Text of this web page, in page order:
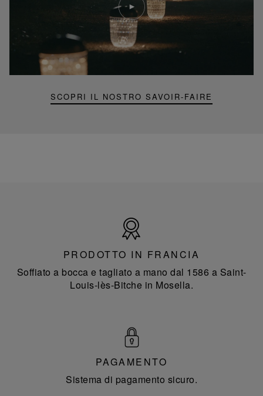
SCOPRI IL NOSTRO SAVOIR-FAIRE
video
Video
YouTube,
lampada
portatile
mini
Francia
PRODOTTO IN FRANCIA
Soffiato a bocca e tagliato a mano dal 1586 a Saint-
Louis-lès-Bitche in Mosella.
PAGAMENTO
Sistema di pagamento sicuro.